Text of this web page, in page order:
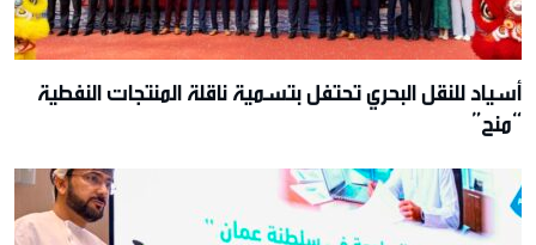
أسياد للنقل البحري تحتفل بتسمية ناقلة المنتجات النفطية
“منح”